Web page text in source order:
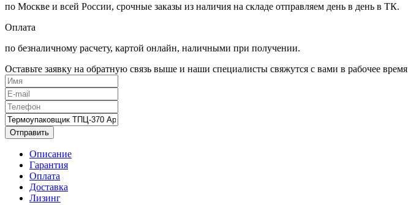
по Москве и всей России, срочные заказы из наличия на складе отправляем день в день в ТК.
Оплата
по безналичному расчету, картой онлайн, наличными при получении.
Оставьте заявку на обратную связь выше и наши специалисты свяжутся с вами в рабочее время
Отправить
Описание
Гарантия
Оплата
Доставка
Лизинг